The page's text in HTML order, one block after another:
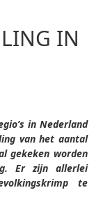
IN
in Nederland
van het aantal
gekeken worden
Er zijn allerlei
te